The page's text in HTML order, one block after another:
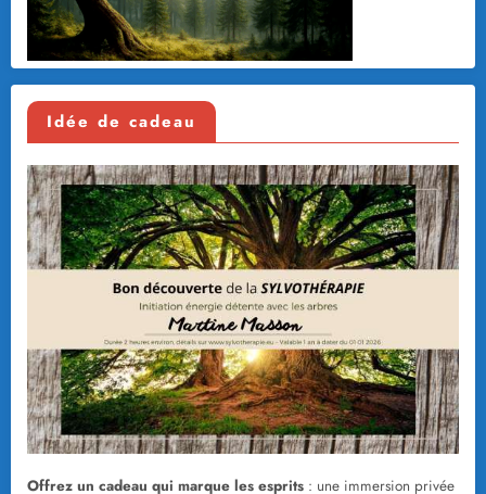
Idée de cadeau
Offrez un cadeau qui marque les esprits : une immersion privée